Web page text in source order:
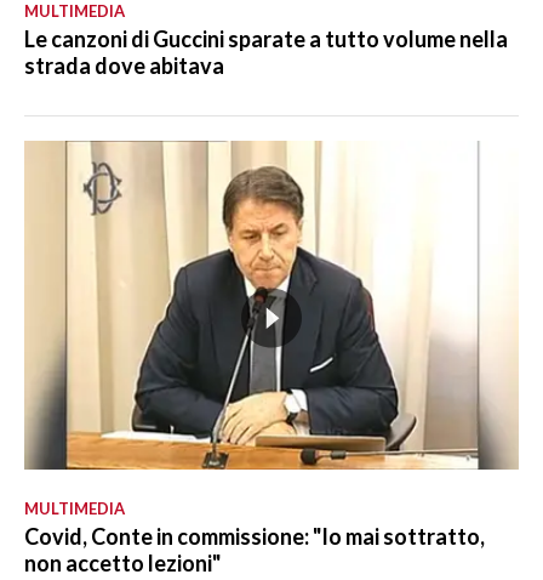
MULTIMEDIA
Le canzoni di Guccini sparate a tutto volume nella
strada dove abitava
MULTIMEDIA
Covid, Conte in commissione: "Io mai sottratto,
non accetto lezioni"